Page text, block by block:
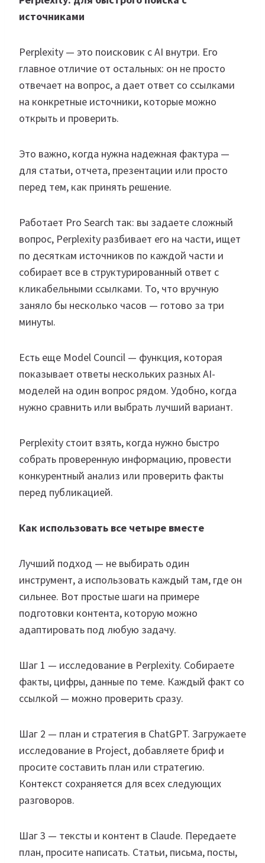
источниками
Perplexity — это поисковик с AI внутри. Его
главное отличие от остальных: он не просто
отвечает на вопрос, а дает ответ со ссылками
на конкретные источники, которые можно
открыть и проверить.
Это важно, когда нужна надежная фактура —
для статьи, отчета, презентации или просто
перед тем, как принять решение.
Работает Pro Search так: вы задаете сложный
вопрос, Perplexity разбивает его на части, ищет
по десяткам источников по каждой части и
собирает все в структурированный ответ с
кликабельными ссылками. То, что вручную
заняло бы несколько часов — готово за три
минуты.
Есть еще Model Council — функция, которая
показывает ответы нескольких разных AI-
моделей на один вопрос рядом. Удобно, когда
нужно сравнить или выбрать лучший вариант.
Perplexity стоит взять, когда нужно быстро
собрать проверенную информацию, провести
конкурентный анализ или проверить факты
перед публикацией.
Как использовать все четыре вместе
Лучший подход — не выбирать один
инструмент, а использовать каждый там, где он
сильнее. Вот простые шаги на примере
подготовки контента, которую можно
адаптировать под любую задачу.
Шаг 1 — исследование в Perplexity. Собираете
факты, цифры, данные по теме. Каждый факт со
ссылкой — можно проверить сразу.
Шаг 2 — план и стратегия в ChatGPT. Загружаете
исследование в Project, добавляете бриф и
просите составить план или стратегию.
Контекст сохраняется для всех следующих
разговоров.
Шаг 3 — тексты и контент в Claude. Передаете
план, просите написать. Статьи, письма, посты,